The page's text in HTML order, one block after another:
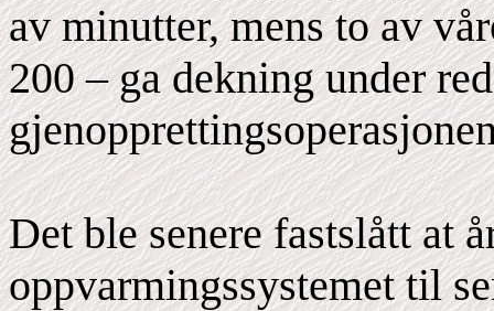
av minutter, mens to av
200 – ga dekning under
Det ble senere fastslått at
oppvarmingssystemet til